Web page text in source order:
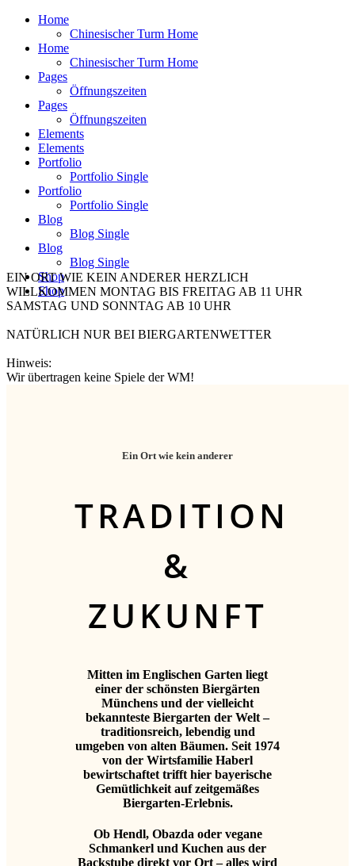
Home
Chinesischer Turm Home
Home
Chinesischer Turm Home
Pages
Öffnungszeiten
Pages
Öffnungszeiten
Elements
Elements
Portfolio
Portfolio Single
Portfolio
Portfolio Single
Blog
Blog Single
Blog
Blog Single
Shop
Shop
EIN ORT WIE KEIN ANDERER HERZLICH
WILLKOMMEN MONTAG BIS FREITAG AB 11 UHR
SAMSTAG UND SONNTAG AB 10 UHR
NATÜRLICH NUR BEI BIERGARTENWETTER
Hinweis:
Wir übertragen keine Spiele der WM!
Ein Ort wie kein anderer
TRADITION
&
ZUKUNFT
Mitten im Englischen Garten liegt
einer der schönsten Biergärten
Münchens und der vielleicht
bekannteste Biergarten der Welt –
traditionsreich, lebendig und
umgeben von alten Bäumen. Seit 1974
von der Wirtsfamilie Haberl
bewirtschaftet trifft hier bayerische
Gemütlichkeit auf zeitgemäßes
Biergarten-Erlebnis.
Ob Hendl, Obazda oder vegane
Schmankerl und Kuchen aus der
Backstube direkt vor Ort – alles wird